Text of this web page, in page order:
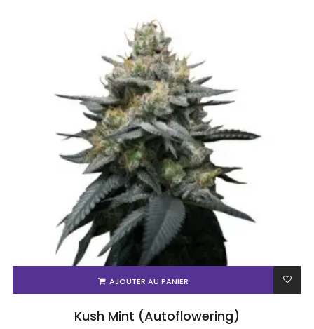
AJOUTER AU PANIER
Kush Mint (Autoflowering)